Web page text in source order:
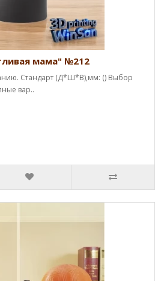
мама" №212
Стандарт (Д*Ш*В),мм: () Выбор
вар..